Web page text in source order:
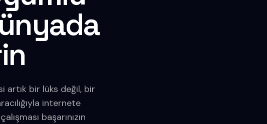
artık bir lüks değil, bir
internete
başarınızın